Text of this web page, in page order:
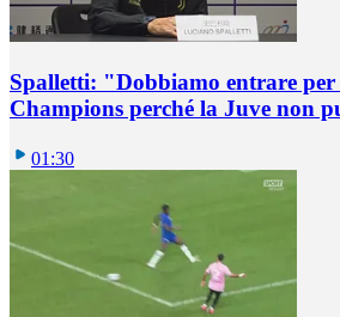
Spalletti: "Dobbiamo entrare
Champions perché la Juve non
01:30